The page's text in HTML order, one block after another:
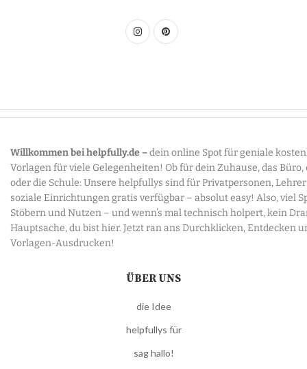
Willkommen bei helpfully.de –dein online Spot für geniale
Vorlagen für viele Gelegenheiten! Ob für dein Zuhause, das Büro,
oder die Schule: Unsere helpfullys sind für Privatpersonen,
soziale Einrichtungen gratis verfügbar – absolut easy! Also, viel
Stöbern und Nutzen – und wenn’s mal technisch holpert, kein
Hauptsache, du bist hier. Jetzt ran ans Durchklicken, Entdecken
Vorlagen-Ausdrucken!
ÜBER UNS
die Idee
helpfullys für
sag hallo!